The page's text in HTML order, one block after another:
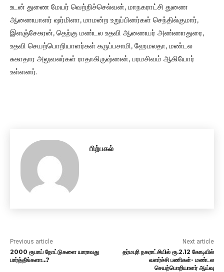
உடன் துணை மேயர் வெற்றிச்செல்வன், மாநகராட்சி துணை
ஆணையாளர் ஷர்மிளா, மாமன்ற உறுப்பினர்கள் செந்தில்குமார்,
இளஞ்சேகரன், தெற்கு மண்டல உதவி ஆணையர் அண்ணாதுரை,
உதவி செயற்பொறியாளர்கள் கருப்பசாமி, ஹேமலதா, மண்டல
சுகாதார அலுவலர்கள் ராதாகிருஷ்ணன், பரமசிவம் ஆகியோர்
உள்ளனர்.
பிற்பகல்
Previous article
2000 ரூபாய் நோட்டுகளை யாராவது
பார்த்தீங்களா…?
Next article
தர்மபுரி நகராட்சியில் ரூ.2.12 கோடியில்
வளர்ச்சி பணிகள்- மண்டல
செயற்பொறியாளர் ஆய்வு